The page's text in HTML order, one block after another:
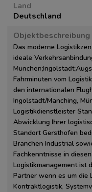
Land
Deutschland
Objektbeschreibung
Das moderne
ideale
Fahrminuten vom
den internationalen
Ingolstadt/Manching,
Logistikdienstleister
Abwicklung Ihrer
Standort Gersthofen
Branchen Industrial
Fachkenntnisse in
Logistikmanagement ist
Partner wenn es um die
Kontraktlogistik,